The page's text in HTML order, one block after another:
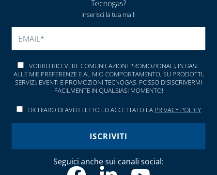
LEGHE SALDANTI
Tecnogas?
Inserisci la tua mail!
VORREI RICEVERE COMUNICAZIONI PROMOZIONALI, IN BASE
ALLE MIE PREFERENZE E AL MIO COMPORTAMENTO, SU PRODOTTI,
SERVIZI, EVENTI E PROMOZIONI TECNOGAS. POSSO DISISCRIVERMI
FACILMENTE IN QUALSIASI MOMENTO!
DICHIARO DI AVER LETTO ED ACCETTATO LA PRIVACY POLICY
Seguici anche sui canali social: